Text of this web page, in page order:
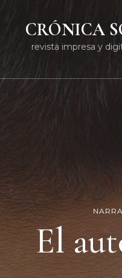
CRÓNICA
revista impresa y
El